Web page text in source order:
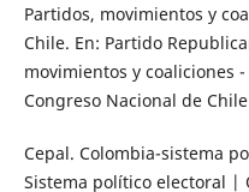
Partidos, movimientos y
Chile. En: Partido
movimientos y coaliciones
Congreso Nacional de
Cepal. Colombia-sistema
Sistema político electoral |